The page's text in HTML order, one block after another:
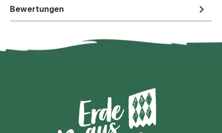
Bewertungen